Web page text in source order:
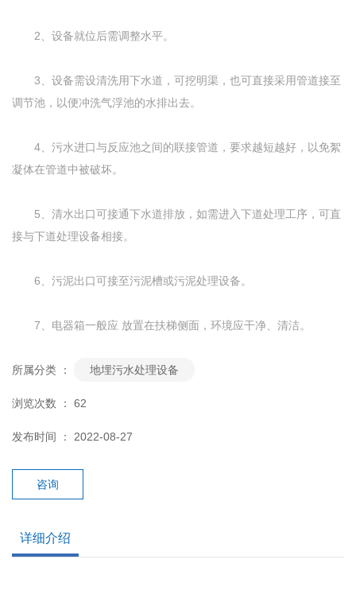
2、设备就位后需调整水平。
3、设备需设清洗用下水道，可挖明渠，也可直接采用管道接至
调节池，以便冲洗气浮池的水排出去。
4、污水进口与反应池之间的联接管道，要求越短越好，以免絮
凝体在管道中被破坏。
5、清水出口可接通下水道排放，如需进入下道处理工序，可直
接与下道处理设备相接。
6、污泥出口可接至污泥槽或污泥处理设备。
7、电器箱一般应 放置在扶梯侧面，环境应干净、清洁。
所属分类 ： 地埋污水处理设备
浏览次数 ： 62
发布时间 ： 2022-08-27
咨询
详细介绍